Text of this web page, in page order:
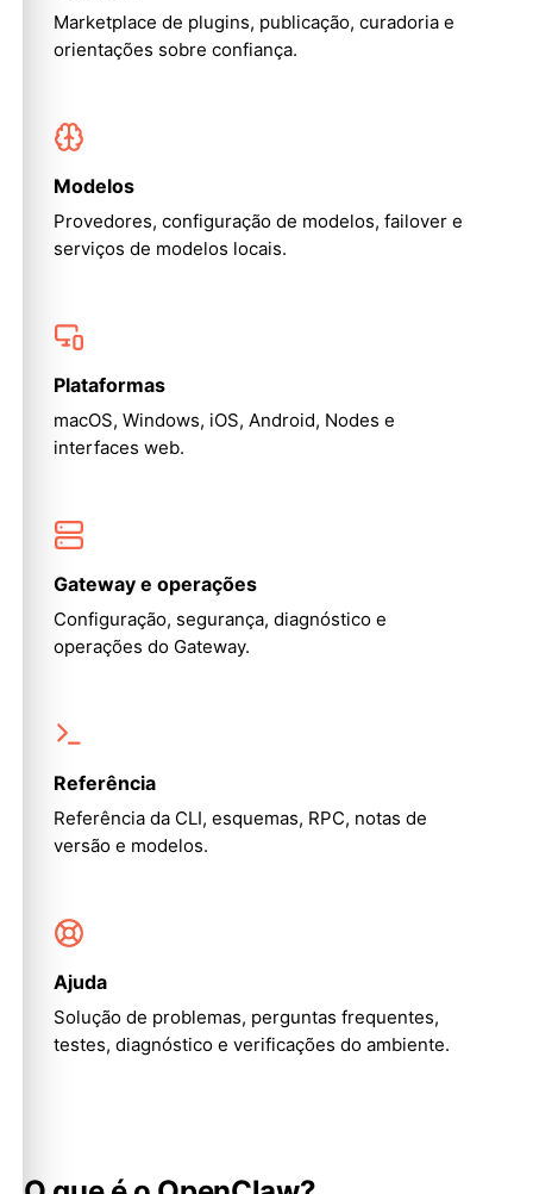
Marketplace de plugins, publicação, curadoria e
orientações sobre confiança.
Modelos
Provedores, configuração de modelos, failover e
serviços de modelos locais.
Plataformas
macOS, Windows, iOS, Android, Nodes e
interfaces web.
Gateway e operações
Configuração, segurança, diagnóstico e
operações do Gateway.
Referência
Referência da CLI, esquemas, RPC, notas de
versão e modelos.
Ajuda
Solução de problemas, perguntas frequentes,
testes, diagnóstico e verificações do ambiente.